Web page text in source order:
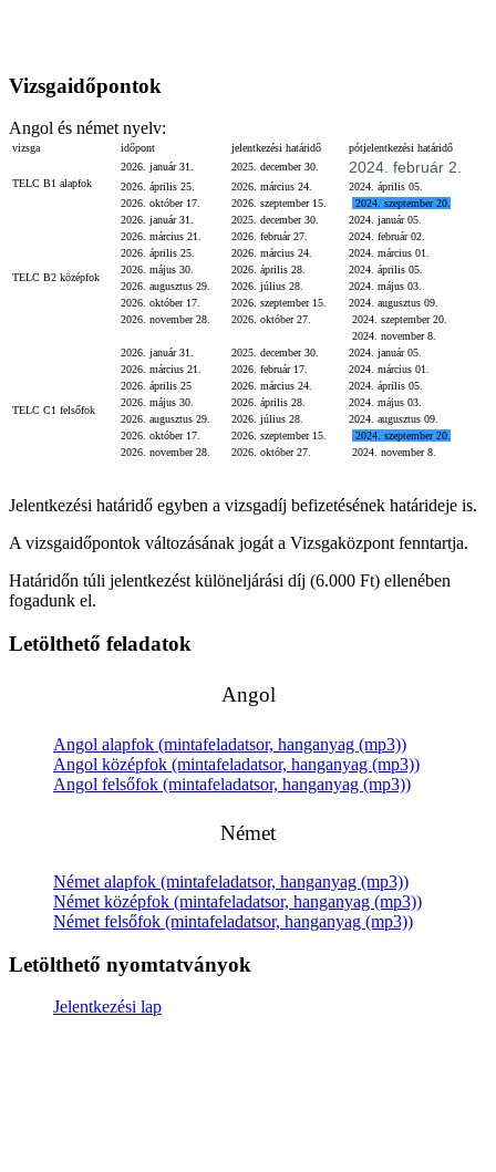
Vizsgaidőpontok
Angol és német nyelv:
vizsga időpont jelentkezési határidő pótjelentkezési határidő
TELC B1 alapfok
2026. január 31. 2025. december 30. 2024. február 2.
2026. április 25. 2026. március 24.
2024. április 05.
2026. október 17.
2026. szeptember 15. 2024. szeptember 20.
TELC B2 középfok
2026. január 31. 2025. december 30.
2024. január 05.
2026. március 21.
2026. február 27.
2024. február 02.
2026. április 25.
2026. március 24.
2024. március 01.
2026. május 30.
2026. április 28.
2024. április 05.
2026. augusztus 29.
2026. július 28.
2024. május 03.
2026. október 17.
2026. szeptember 15.
2024. augusztus 09.
2026. november 28.
2026. október 27.
2024. szeptember 20.
2024. november 8.
TELC C1 felsőfok
2026. január 31. 2025. december 30.
2024. január 05.
2026. március 21.
2026. február 17.
2024. március 01.
2026. április 25
2026. március 24.
2024. április 05.
2026. május 30.
2026. április 28.
2024. május 03.
2026. augusztus 29.
2026. július 28.
2024. augusztus 09.
2026. október 17.
2026. szeptember 15.
2024. szeptember 20.
2026. november 28.
2026. október 27. 2024. november 8.
Jelentkezési határidő egyben a vizsgadíj befizetésének határideje is.
A vizsgaidőpontok változásának jogát a Vizsgaközpont fenntartja.
Határidőn túli jelentkezést különeljárási díj (6.000 Ft) ellenében
fogadunk el.
Letölthető feladatok
Angol
Angol alapfok (mintafeladatsor, hanganyag (mp3))
Angol középfok (mintafeladatsor, hanganyag (mp3))
Angol felsőfok (mintafeladatsor, hanganyag (mp3))
Német
Német alapfok (mintafeladatsor, hanganyag (mp3))
Német középfok (mintafeladatsor, hanganyag (mp3))
Német felsőfok (mintafeladatsor, hanganyag (mp3))
Letölthető nyomtatványok
Jelentkezési lap